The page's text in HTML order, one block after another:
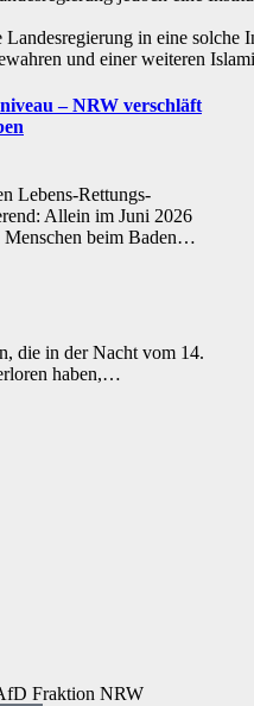
in eine
und einer weiteren
– NRW verschläft
Lebens-Rettungs-
Allein im Juni 2026
Menschen beim Baden…
die in der Nacht vom 14.
haben,…
Fraktion NRW